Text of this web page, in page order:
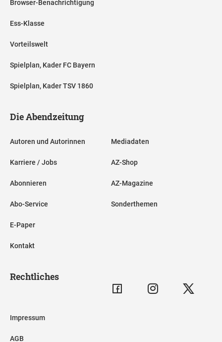
Browser-Benachrichtigung
Ess-Klasse
Vorteilswelt
Spielplan, Kader FC Bayern
Spielplan, Kader TSV 1860
Die Abendzeitung
Autoren und Autorinnen
Karriere / Jobs
Abonnieren
Abo-Service
E-Paper
Kontakt
Mediadaten
AZ-Shop
AZ-Magazine
Sonderthemen
Rechtliches
Impressum
AGB